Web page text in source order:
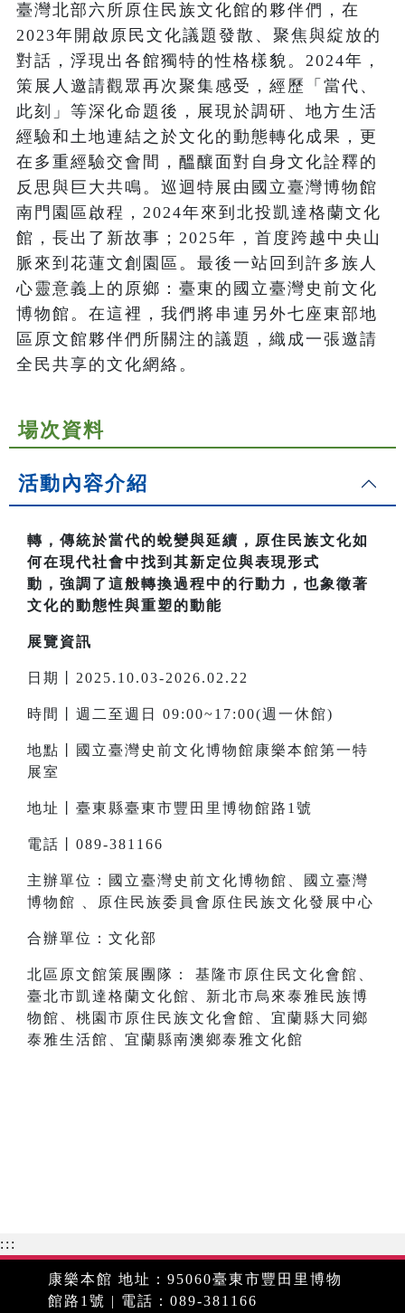
臺灣北部六所原住民族文化館的夥伴們，在
2023年開啟原民文化議題發散、聚焦與綻放的
對話，浮現出各館獨特的性格樣貌。2024年，
策展人邀請觀眾再次聚集感受，經歷「當代、
此刻」等深化命題後，展現於調研、地方生活
經驗和土地連結之於文化的動態轉化成果，更
在多重經驗交會間，醞釀面對自身文化詮釋的
反思與巨大共鳴。巡迴特展由國立臺灣博物館
南門園區啟程，2024年來到北投凱達格蘭文化
館，長出了新故事；2025年，首度跨越中央山
脈來到花蓮文創園區。最後一站回到許多族人
心靈意義上的原鄉：臺東的國立臺灣史前文化
博物館。在這裡，我們將串連另外七座東部地
區原文館夥伴們所關注的議題，織成一張邀請
全民共享的文化網絡。
場次資料
活動內容介紹
轉，傳統於當代的蛻變與延續，原住民族文化如
何在現代社會中找到其新定位與表現形式
動，強調了這般轉換過程中的行動力，也象徵著
文化的動態性與重塑的動能
展覽資訊
日期丨2025.10.03-2026.02.22
時間丨週二至週日 09:00~17:00(週一休館)
地點丨國立臺灣史前文化博物館康樂本館第一特
展室
地址丨臺東縣臺東市豐田里博物館路1號
電話丨089-381166
主辦單位：國立臺灣史前文化博物館、國立臺灣
博物館 、原住民族委員會原住民族文化發展中心
合辦單位：文化部
北區原文館策展團隊： 基隆市原住民文化會館、
臺北市凱達格蘭文化館、新北市烏來泰雅民族博
物館、桃園市原住民族文化會館、宜蘭縣大同鄉
泰雅生活館、宜蘭縣南澳鄉泰雅文化館
:::
康樂本館 地址：95060臺東市豐田里博物
館路1號 | 電話：089-381166